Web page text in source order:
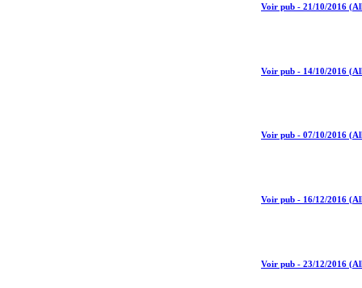
Voir pub - 21/10/2016
Voir pub - 14/10/2016
Voir pub - 07/10/2016
Voir pub - 16/12/2016
Voir pub - 23/12/2016